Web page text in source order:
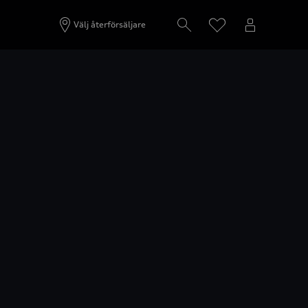
Välj återförsäljare